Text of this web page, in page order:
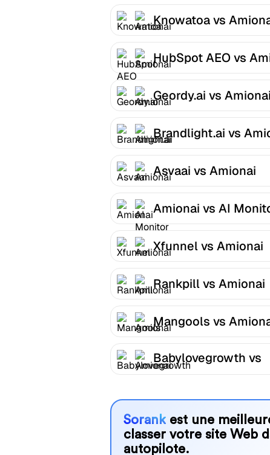
Knowatoa vs
HubSpot AEO vs
Geordy.ai vs Amionai
Brandlight.ai vs
Asvaai vs Amionai
Amionai vs AI
Xfunnel vs Amionai
Rankpill vs Amionai
Mangools vs
Babylovegrowth vs
Amionai
Sorankest une
classer votre site Web
autopilote.